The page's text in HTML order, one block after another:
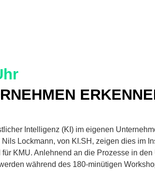
Intelligenz (KI) im eigenen
Lockmann, von KI.SH, zeigen dies im
KMU. Anlehnend an die Prozesse in
während des 180-minütigen